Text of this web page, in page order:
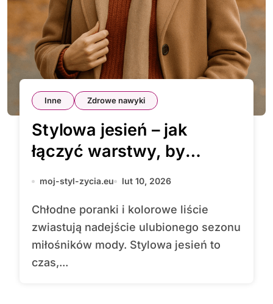
Inne Zdrowe nawyki
Stylowa jesień – jak
łączyć warstwy, by
wyglądać świetnie
moj-styl-zycia.eu lut 10, 2026
Chłodne poranki i kolorowe liście
zwiastują nadejście ulubionego sezonu
miłośników mody. Stylowa jesień to
czas,...